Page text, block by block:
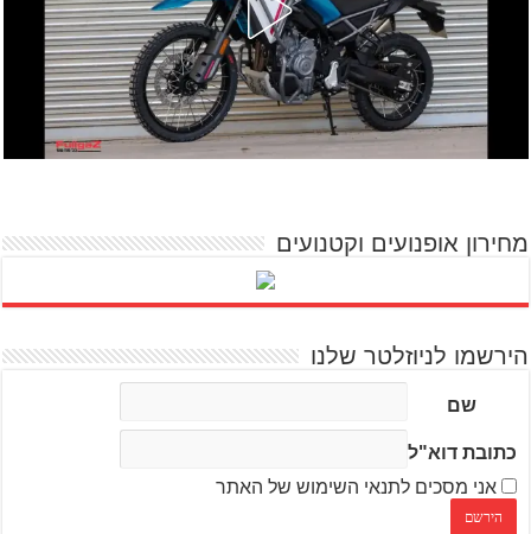
מחירון אופנועים וקטנועים
הירשמו לניוזלטר שלנו
שם
כתובת דוא"ל
אני מסכים לתנאי השימוש של האתר